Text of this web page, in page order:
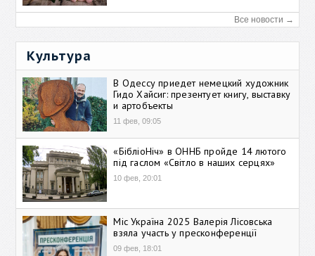
Все новости →
Культура
В Одессу приедет немецкий художник
Гидо Хайсиг: презентует книгу, выставку
и артобъекты
11 фев, 09:05
«БібліоНіч» в ОННБ пройде 14 лютого
під гаслом «Світло в наших серцях»
10 фев, 20:01
Міс Україна 2025 Валерія Лісовська
взяла участь у пресконференції
09 фев, 18:01